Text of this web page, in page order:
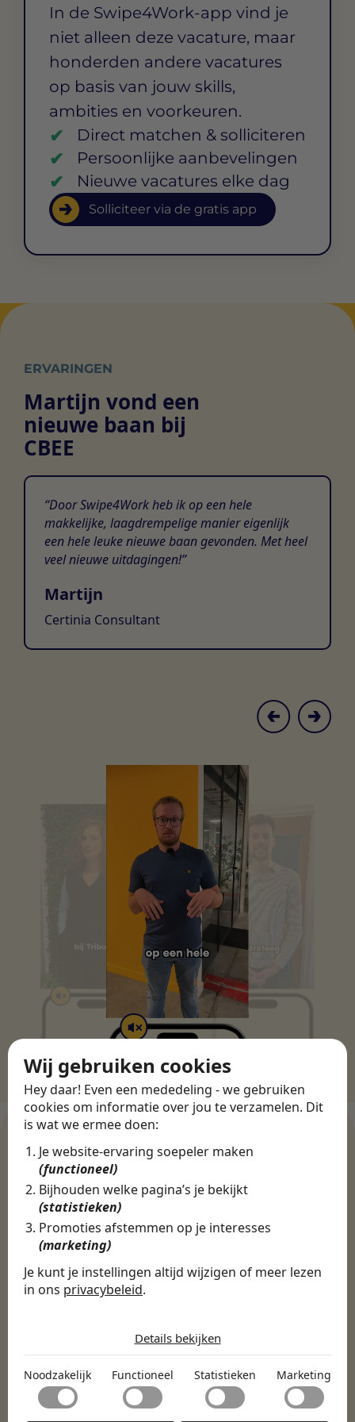
Wij gebruiken cookies
Hey daar! Even een mededeling - we gebruiken
cookies om informatie over jou te verzamelen. Dit
is wat we ermee doen:
Je website-ervaring soepeler maken
(functioneel)
Bijhouden welke pagina’s je bekijkt
(statistieken)
Promoties afstemmen op je interesses
(marketing)
Je kunt je instellingen altijd wijzigen of meer lezen
in ons privacybeleid.
Noodzakelijk
Noodzakelijke cookies helpen een website bruikbaar te
maken door basisfuncties zoals paginanavigatie en
toegang tot beveiligde delen van de website mogelijk te
Functioneel
Details bekijken
Noodzakelijk Functioneel Statistieken Marketing
In de Swipe4Work-app vind je
niet alleen deze vacature, maar
honderden andere vacatures
op basis van jouw skills,
ambities en voorkeuren.
Direct matchen & solliciteren
Persoonlijke aanbevelingen
Nieuwe vacatures elke dag
Solliciteer via de gratis app
ERVARINGEN
Martijn vond een
nieuwe baan bij
CBEE
Door Swipe4Work heb ik op een hele
makkelijke, laagdrempelige manier eigenlijk
een hele leuke nieuwe baan gevonden. Met heel
veel nieuwe uitdagingen!
Martijn
Certinia Consultant
Ontdek meer dan 500+
werkgevers
Finance, HR & administratie ICT
Horeca & Retail
Marketing & Communicatie
Zorg & Welzijn